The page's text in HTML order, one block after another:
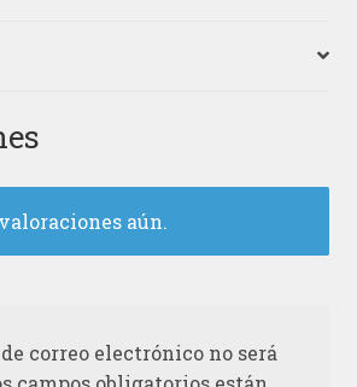
aún.
correo electrónico no será